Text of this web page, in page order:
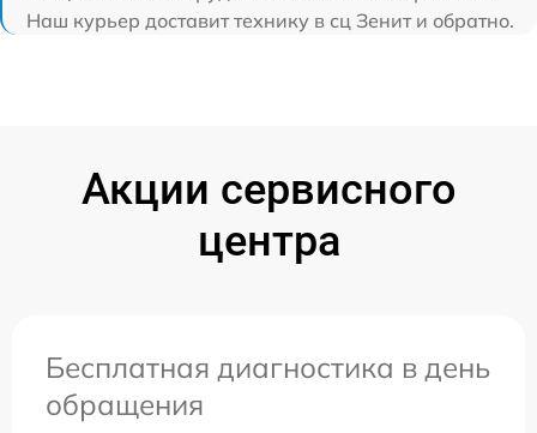
Наш курьер доставит технику в сц Зенит и обратно.
Акции сервисного
центра
Бесплатная диагностика в день
обращения